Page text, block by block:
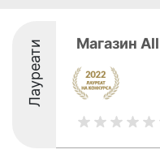
Лауреати Магазин